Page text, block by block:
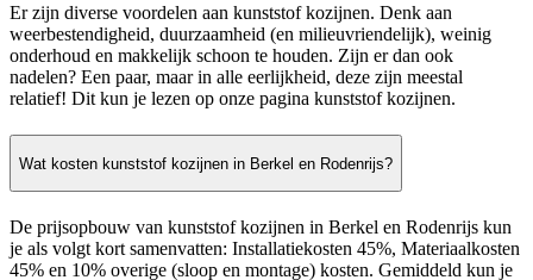
Er zijn diverse voordelen aan kunststof kozijnen. Denk aan
weerbestendigheid, duurzaamheid (en milieuvriendelijk), weinig
onderhoud en makkelijk schoon te houden. Zijn er dan ook
nadelen? Een paar, maar in alle eerlijkheid, deze zijn meestal
relatief! Dit kun je lezen op onze pagina kunststof kozijnen.
Wat kosten kunststof kozijnen in Berkel en Rodenrijs?
De prijsopbouw van kunststof kozijnen in Berkel en Rodenrijs kun
je als volgt kort samenvatten: Installatiekosten 45%, Materiaalkosten
45% en 10% overige (sloop en montage) kosten. Gemiddeld kun je